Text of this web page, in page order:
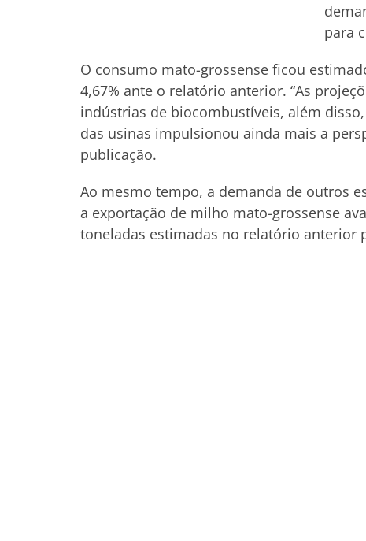
para
O consumo mato-grossense ficou
4,67% ante o relatório anterior. “As
indústrias de biocombustíveis, além
das usinas impulsionou ainda mais a
publicação.
Ao mesmo tempo, a demanda de outros
a exportação de milho mato-grossense
toneladas estimadas no relatório anterior